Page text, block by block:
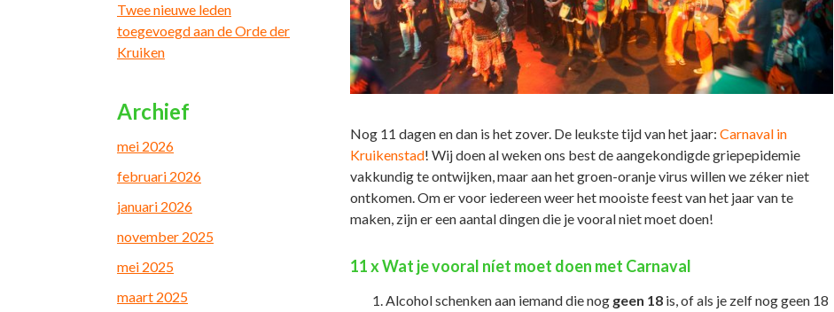
Twee nieuwe leden
toegevoegd aan de Orde der
Kruiken
Archief
mei 2026
februari 2026
januari 2026
november 2025
mei 2025
maart 2025
Nog 11 dagen en dan is het zover. De leukste tijd van het jaar: Carnaval in
Kruikenstad! Wij doen al weken ons best de aangekondigde griepepidemie
vakkundig te ontwijken, maar aan het groen-oranje virus willen we zéker niet
ontkomen. Om er voor iedereen weer het mooiste feest van het jaar van te
maken, zijn er een aantal dingen die je vooral niet moet doen!
11 x Wat je vooral níet moet doen met Carnaval
Alcohol schenken aan iemand die nog geen 18is, of als je zelf nog geen 18